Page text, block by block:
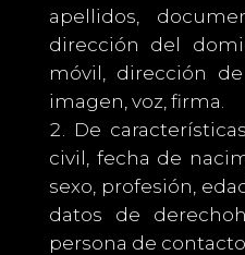
apellidos,
dirección del
móvil, dirección
imagen, voz, firma.
De
civil, fecha de
sexo, profesión,
datos de
persona de contacto.